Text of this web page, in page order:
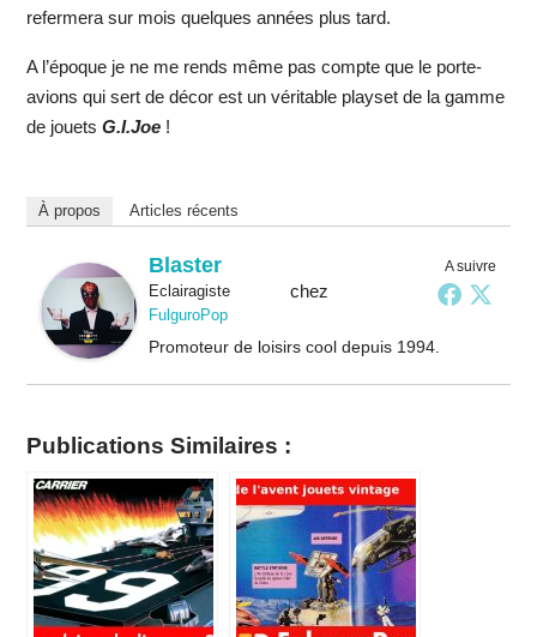
refermera sur mois quelques années plus tard.
A l’époque je ne me rends même pas compte que le porte-
avions qui sert de décor est un véritable playset de la gamme
de jouets G.I.Joe!
À propos Articles récents
A suivre
Blaster
Eclairagistechez
FulguroPop
Promoteur de loisirs cool depuis 1994.
Publications Similaires :